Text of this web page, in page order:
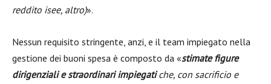
reddito isee, altro)».
Nessun requisito stringente, anzi, e il team impiegato nella
gestione dei buoni spesa è composto da «stimate figure
dirigenziali e straordinari impiegatiche, con sacrificio e